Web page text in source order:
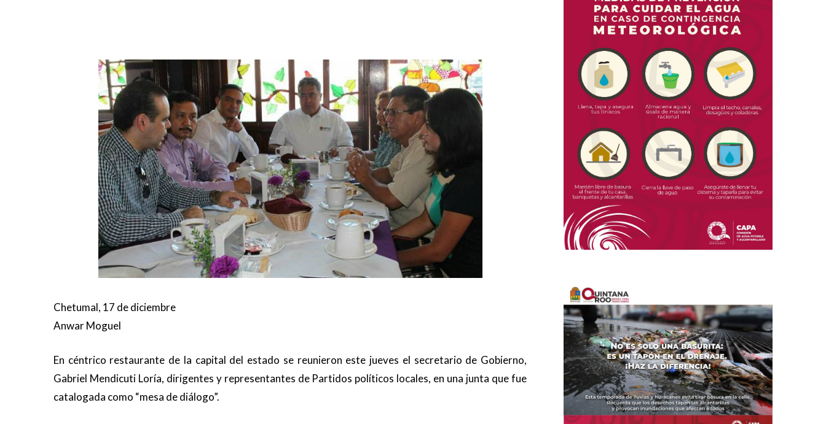
Chetumal, 17 de diciembre
Anwar Moguel
En céntrico restaurante de la capital del estado se reunieron este jueves el secretario de Gobierno,
Gabriel Mendicuti Loría, dirigentes y representantes de Partidos políticos locales, en una junta que fue
catalogada como “mesa de diálogo”.